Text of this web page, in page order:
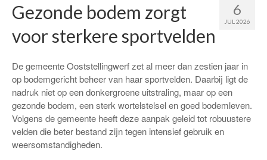
6
JUL 2026
Gezonde bodem zorgt
voor sterkere sportvelden
De gemeente Ooststellingwerf zet al meer dan zestien jaar in
op bodemgericht beheer van haar sportvelden. Daarbij ligt de
nadruk niet op een donkergroene uitstraling, maar op een
gezonde bodem, een sterk wortelstelsel en goed bodemleven.
Volgens de gemeente heeft deze aanpak geleid tot robuustere
velden die beter bestand zijn tegen intensief gebruik en
weersomstandigheden.